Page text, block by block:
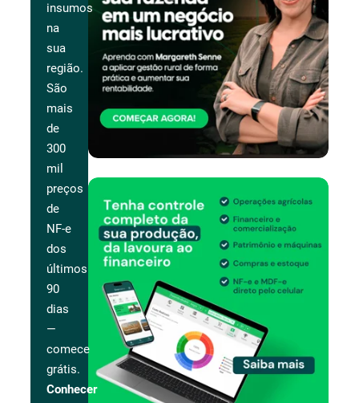
insumos
na
sua
região.
São
mais
de
300
mil
preços
de
NF-e
dos
últimos
90
dias
—
comece
grátis.
Conhecer